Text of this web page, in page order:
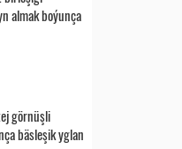
almak boýunça
görnüşli
bäsleşik yglan